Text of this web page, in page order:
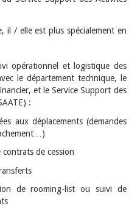
il / elle est plus spécialement en
opérationnel et logistique des
le département technique, le
et le Service Support des
:
aux déplacements (demandes
de cession
de rooming-list ou suivi de